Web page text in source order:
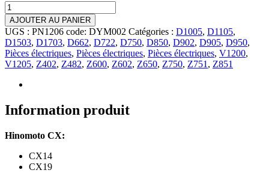
quantité
de
Dynamo
Hinomoto
CX,
NX,
Iseki,
Kubota
B,
B1,
Moteur
AJOUTER AU PANIER
UGS : PN1206 code: DYM002 Catégories : D1005, D1105,
D1503, D1703, D662, D722, D750, D850, D902, D905, D950,
Pièces électriques, Pièces électriques, Pièces électriques, V1200,
V1205, Z402, Z482, Z600, Z602, Z650, Z750, Z751, Z851
Information produit
Hinomoto CX:
CX14
CX19